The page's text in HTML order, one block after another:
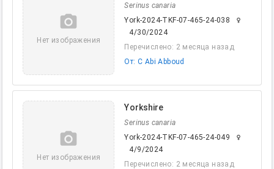
camera_alt
Нет изображения
Serinus canaria
York-2024-TKF-07-465-24-038
female
4/30/2024
Перечислено: 2 месяца назад
От: C Abi Abboud
camera_alt
Нет изображения
Yorkshire
Serinus canaria
York-2024-TKF-07-465-24-049
female
4/9/2024
Перечислено: 2 месяца назад